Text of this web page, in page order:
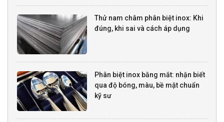
Thử nam châm phân biệt inox: Khi
đúng, khi sai và cách áp dụng
Phân biệt inox bằng mắt: nhận biết
qua độ bóng, màu, bề mặt chuẩn
kỹ sư